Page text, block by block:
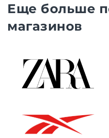
Еще больше
магазинов